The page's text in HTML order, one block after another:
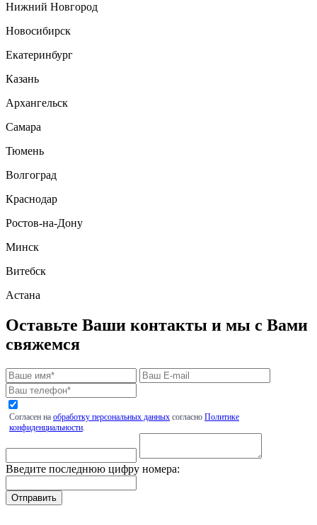
Нижний Новгород
Новосибирск
Екатеринбург
Казань
Архангельск
Самара
Тюмень
Волгоград
Краснодар
Ростов-на-Дону
Минск
Витебск
Астана
Оставьте Ваши контакты и мы с Вами
свяжемся
Согласен на обработку персональных данных согласно Политике
конфиденциальности.
Введите последнюю цифру номера: